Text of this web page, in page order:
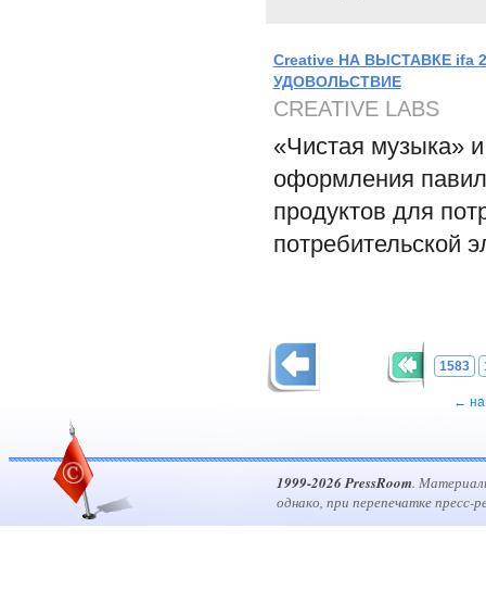
Creative НА ВЫСТАВКЕ
УДОВОЛЬСТВИЕ
CREATIVE LABS
«Чистая музыка»
оформления
продуктов для
потребительской
1583
← на
1999-2026 PressRoom.
однако, при перепечатке пресс-